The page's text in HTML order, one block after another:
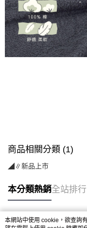
商品相關分類 (1)
◢∥新品上市
本分類熱銷全站排行
本網站中使用 cookie，欲查詢